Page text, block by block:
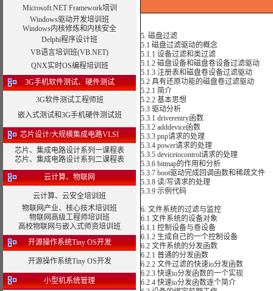
Microsoft.NET Framework培训
Windows驱动开发培训班
Windows内核修炼和内核安全
Delphi程序设计班
VB语言培训班(VB.NET)
QNX实时OS编程培训班
3G手机软件测试、硬件测试
3G软件测试工程师班
嵌入式测试和3G手机硬件测试班
芯片设计/大规模集成电路VLSI
芯片、集成电路设计系列一课程表
芯片、集成电路设计系列二课程表
云计算、物联网
云计算、云安全培训班
物联网产业、核心技术培训班
物联网高级工程师培训班
高校物联网与嵌入式师资培训班
开源操作系统Tiny OS开发
开源操作系统Tiny OS开发
小型机系统管理
5. 磁盘过滤
5.1 磁盘过滤驱动的概念
5.1.1 设备过滤和类过滤
5.1.2 磁盘设备和磁盘卷设备过滤驱动
5.1.3 注册表和磁盘卷设备过滤驱动
5.2 具有还原功能的磁盘卷过滤驱动
5.2.1 简介
5.2.2 基本思想
5.3 驱动分析
5.3.1 driverentry函数
5.3.2 adddevice函数
5.3.3 pnp请求的处理
5.3.4 power请求的处理
5.3.5 deviceiocontrol请求的处理
5.3.6 bitmap的作用和分析
5.3.7 boot驱动完成回调函数和稀疏文件
5.3.8 读/写请求的处理
5.3.9 示例代码
6. 文件系统的过滤与监控
6.1 文件系统的设备对象
6.1.1 控制设备与卷设备
6.1.2 生成自己的一个控制设备
6.2 文件系统的分发函数
6.2.1 普通的分发函数
6.2.2 文件过滤的快速io分发函数
6.2.3 快速io分发函数的一个实现
6.2.4 快速io分发函数逐个简介